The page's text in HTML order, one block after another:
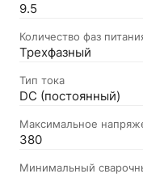
9.5
Количество фаз
Трехфазный
Тип тока
DC (постоянный)
Максимальное
380
Минимальный